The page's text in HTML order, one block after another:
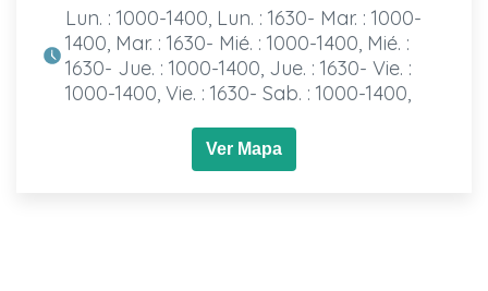
Lun. : 1000-1400, Lun. : 1630- Mar. : 1000-
1400, Mar. : 1630- Mié. : 1000-1400, Mié. :
1630- Jue. : 1000-1400, Jue. : 1630- Vie. :
1000-1400, Vie. : 1630- Sab. : 1000-1400,
Ver Mapa